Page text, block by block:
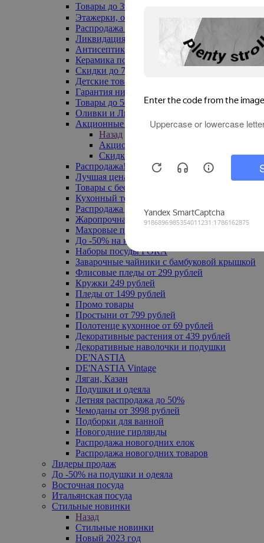
Товары до 399₽
Этажерки, обувницы
Распродажа текстиля до -50%
Ликвидация до -70%
Антисептики
Керамика по 129 руб
Скидки до 70%
Детские товары
Гарантия низкой цены
Товары до 500 руб
Оливки и Лимоны
Акционные товары
Назад
Акционные товары
Скидка 20% по промокоду
Распродажа! Ульяновск до -70%
Лучшая цена
Товары с бесплатной доставкой
Кухонный текстиль
Распродажа до -50%
Жаропрочная посуда
Махровые полотенца
До -50% на ковры
Наборы посуды FORA
Заварочные чайники с бамбуковой крышкой
Флисовые пледы от 299 рублей
Кружки 249 рублей
Пледы от 1499 рублей
Промо товары
Простыни от 799 рублей
Полотенце кухонное от 69 рублей
Декоративные растения от 439 рублей
Декоративные наволочки и подушки
DE'NASTIA
DE'NASTIA Vintage
Ляган, Казан
Подушки и одеяла
Летняя распродажа до 50%
Чемоданы от 3998 рублей
Подборки для ванной
Новогодние гирлянды
Распродажа новогодних елок
Распродажа новогодних товаров
Лидеры продаж
До -50% на подушки и одеяла
Восточная посуда
Итальянская посуда
Стильные новинки
Назад
Стильные новинки
Новый 2023 год